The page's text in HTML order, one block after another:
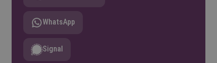
WhatsApp
Signal